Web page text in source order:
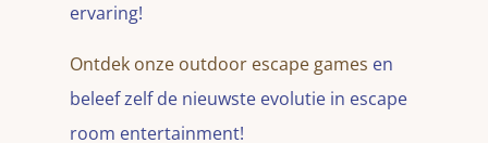
ervaring!
Ontdek onze outdoor escape games en
beleef zelf de nieuwste evolutie in escape
room entertainment!